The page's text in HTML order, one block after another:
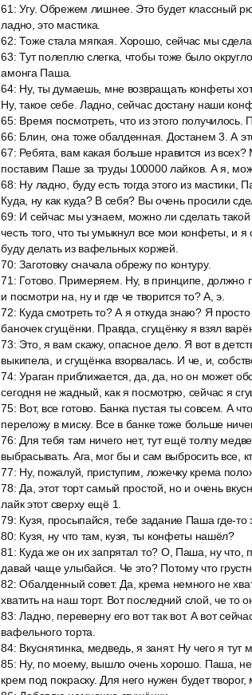
61 :Угу. Обрежем лишнее. Это будет классный
ладно, это мастика.
62:Тоже стала мягкая. Хорошо, сейчас мы
63:Тут полеплю слегка, чтобы тоже было
амонга Паша.
64: Ну, ты думаешь, мне возвращать конфеты
Ну, такое себе. Ладно, сейчас достану наши
65: Время посмотреть, что из этого
66: Блин, она тоже обалденная. Достанем 3. А
67: Ребята, вам какая больше нравится из
поставим Паше за труды 100000 лайков. А я,
68: Ну ладно, буду есть тогда этого из мастики,
Куда, ну как куда? В себя? Вы очень просили
69: И сейчас мы узнаем, можно ли сделать
честь того, что ты умыкнул все мои конфеты, и
буду делать из вафельных коржей.
70:Заготовку сначала обрежу по контуру.
71 : Готово. Примеряем. Ну, в принципе, должно
и посмотри на, ну и где че творится то? А, э.
72: Куда смотреть то? А я откуда знаю? Я
баночек сгущёнки. Правда, сгущёнку я взял
73: Это, я вам скажу, опасное дело. Я вот в
выкипела, и сгущёнка взорвалась. И че, и,
74:Ураган приближается, да, да, но он может
сегодня не жадный, как я посмотрю, сейчас я
75: Вот, все готово. Банка пустая ты совсем. А
переложу в миску. Все в банке тоже больше
76: Для тебя там ничего нет, тут ещё толпу
выбрасывать. Ага, мог бы и сам выбросить все,
77: Ну, пожалуй, приступим, ложечку крема
78: Да, этот торт самый простой, но и очень
лайк этот сверху ещё 1.
79: Кузя, просыпайся, тебе задание Паша где-
80: Кузя, ну что там, кузя, ты конфеты нашёл?
81 : Куда же он их запрятал то? О, Паша, ну что,
давай чаще улыбайся. Че это? Потому что
82:Обалденный совет. Да, крема немного не
хватить на наш торт. Вот последний слой, че то
83:Ладно, переверну его вот так вот. А вот
вафельного торта.
84: Вкуснятинка, медведь, я занят. Ну чего я
85: Ну, по моему, вышло очень хорошо. Паша,
крем под покраску. Для него нужен будет